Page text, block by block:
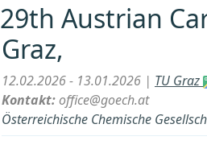
29th Austrian
Graz,
12.02.2026 - 13.01.2026 | TU Graz
Kontakt:office@goech.at
Österreichische Chemische